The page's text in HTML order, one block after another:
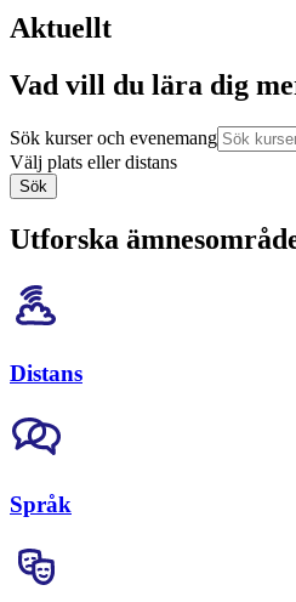
Aktuellt
Vad vill du lära dig
Sök kurser och evenemang
Välj plats eller distans
Sök
Utforska
Distans
Språk